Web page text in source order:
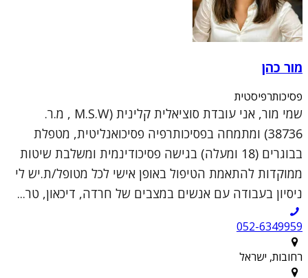
מור כהן
פסיכותרפיסטית
שמי מור, אני עובדת סוציאלית קלינית (M.S.W , מ.ר.
38736) ומתמחה בפסיכותרפיה פסיכואנליטית, מטפלת
בבוגרים (18 ומעלה) בגישה פסיכודינמית ומשלבת שיטות
ממוקדות להתאמת הטיפול באופן אישי לכל מטופל/ת.יש לי
ניסיון בעבודה עם אנשים במצבים של חרדה, דיכאון, טר...
052-6349959
רחובות, ישראל